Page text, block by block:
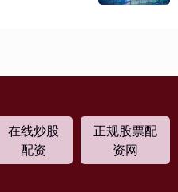
在线炒股
配资
正规股票配
资网